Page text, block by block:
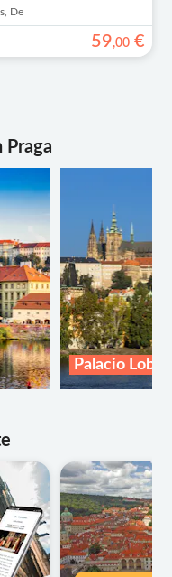
De
59,00 €
Praga
Palacio